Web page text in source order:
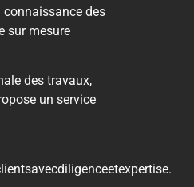
connaissance des
sur mesure
des travaux,
un service